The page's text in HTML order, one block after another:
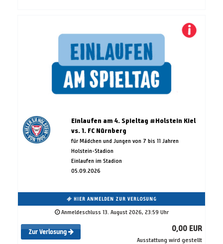
Einlaufen am 4. Spieltag #Holstein Kiel
vs. 1. FC Nürnberg
für Mädchen und Jungen von 7 bis 11 Jahren
Holstein-Stadion
Einlaufen im Stadion
05.09.2026
HIER ANMELDEN ZUR VERLOSUNG
Anmeldeschluss 13. August 2026, 23:59 Uhr
Zur Verlosung 0,00 EUR
Ausstattung wird gestellt